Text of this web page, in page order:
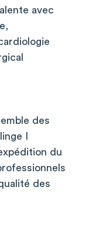
avec
des
I
du
des